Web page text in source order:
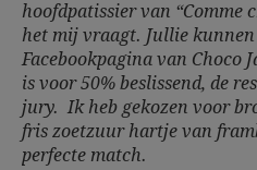
hoofdpatissier van “Comme
het mij vraagt. Jullie kunnen
Facebookpagina van Choco
is voor 50% beslissend, de
jury. Ik heb gekozen voor
fris zoetzuur hartje van
perfecte match.